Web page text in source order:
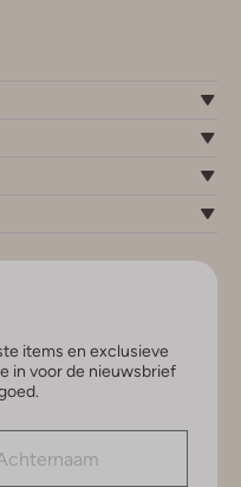
items en exclusieve
in voor de nieuwsbrief